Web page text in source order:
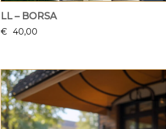
LL – BORSA
€ 40,00